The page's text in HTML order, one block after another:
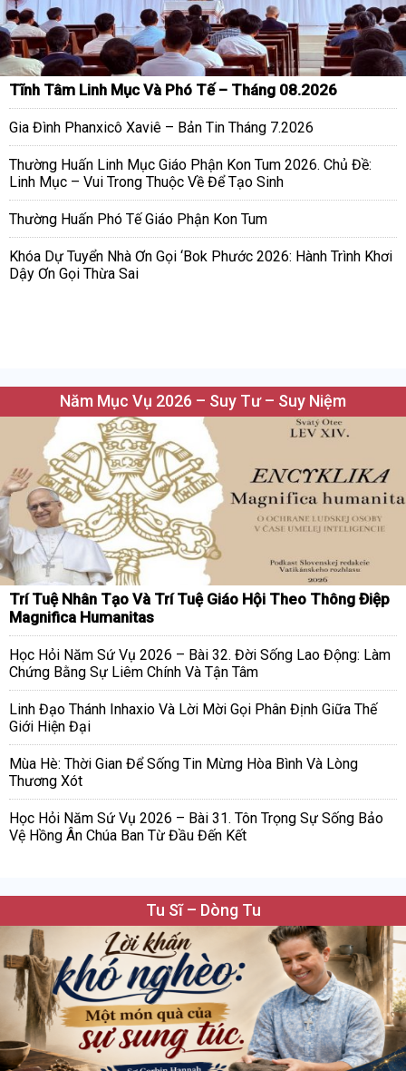
Tĩnh Tâm Linh Mục Và Phó Tế – Tháng 08.2026
Gia Đình Phanxicô Xaviê – Bản Tin Tháng 7.2026
Thường Huấn Linh Mục Giáo Phận Kon Tum 2026. Chủ Đề:
Linh Mục – Vui Trong Thuộc Về Để Tạo Sinh
Thường Huấn Phó Tế Giáo Phận Kon Tum
Khóa Dự Tuyển Nhà Ơn Gọi ‘Bok Phước 2026: Hành Trình Khơi
Dậy Ơn Gọi Thừa Sai
Năm Mục Vụ 2026 – Suy Tư – Suy Niệm
Trí Tuệ Nhân Tạo Và Trí Tuệ Giáo Hội Theo Thông Điệp
Magnifica Humanitas
Học Hỏi Năm Sứ Vụ 2026 – Bài 32. Đời Sống Lao Động: Làm
Chứng Bằng Sự Liêm Chính Và Tận Tâm
Linh Đạo Thánh Inhaxio Và Lời Mời Gọi Phân Định Giữa Thế
Giới Hiện Đại
Mùa Hè: Thời Gian Để Sống Tin Mừng Hòa Bình Và Lòng
Thương Xót
Học Hỏi Năm Sứ Vụ 2026 – Bài 31. Tôn Trọng Sự Sống Bảo
Vệ Hồng Ân Chúa Ban Từ Đầu Đến Kết
Tu Sĩ – Dòng Tu